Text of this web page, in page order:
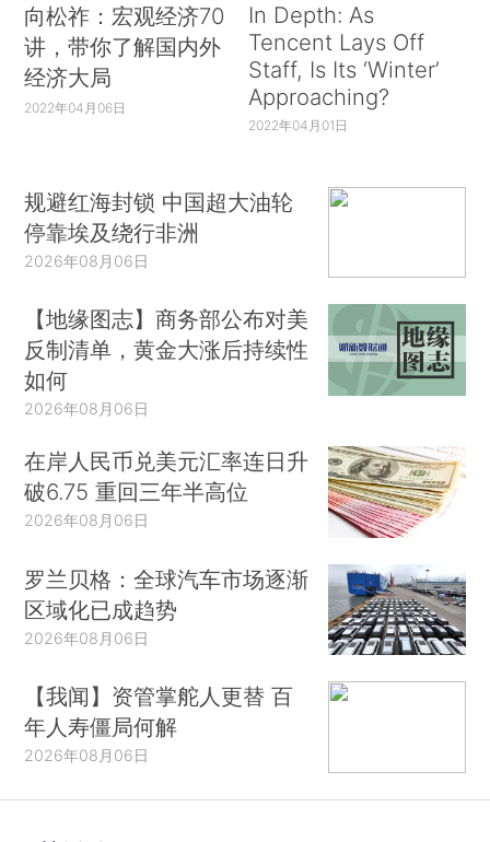
向松祚：宏观经济70
讲，带你了解国内外
经济大局
2022年04月06日
In Depth: As
Tencent Lays Off
Staff, Is Its ‘Winter’
Approaching?
2022年04月01日
规避红海封锁 中国超大油轮
停靠埃及绕行非洲
2026年08月06日
【地缘图志】商务部公布对美
反制清单，黄金大涨后持续性
如何
2026年08月06日
在岸人民币兑美元汇率连日升
破6.75 重回三年半高位
2026年08月06日
罗兰贝格：全球汽车市场逐渐
区域化已成趋势
2026年08月06日
【我闻】资管掌舵人更替 百
年人寿僵局何解
2026年08月06日